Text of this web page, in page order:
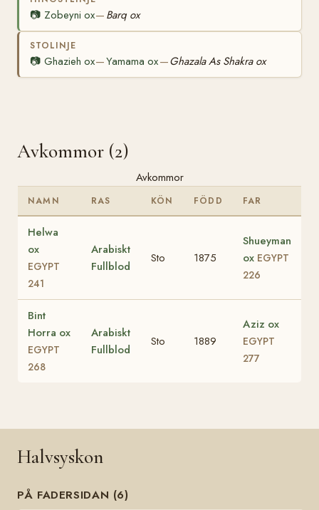
📷 Zobeyni ox— Barq ox
STOLINJE
📷 Ghazieh ox—Yamama ox—Ghazala As Shakra ox
Avkommor (2)
Avkommor
NAMN RAS KÖN FÖDD FAR
Helwa
ox
EGYPT
241
Arabiskt
Fullblod
Sto 1875
Shueyman
ox EGYPT
226
Bint
Horra ox
EGYPT
268
Arabiskt
Fullblod
Sto 1889
Aziz ox
EGYPT
277
Halvsyskon
PÅ FADERSIDAN (6)